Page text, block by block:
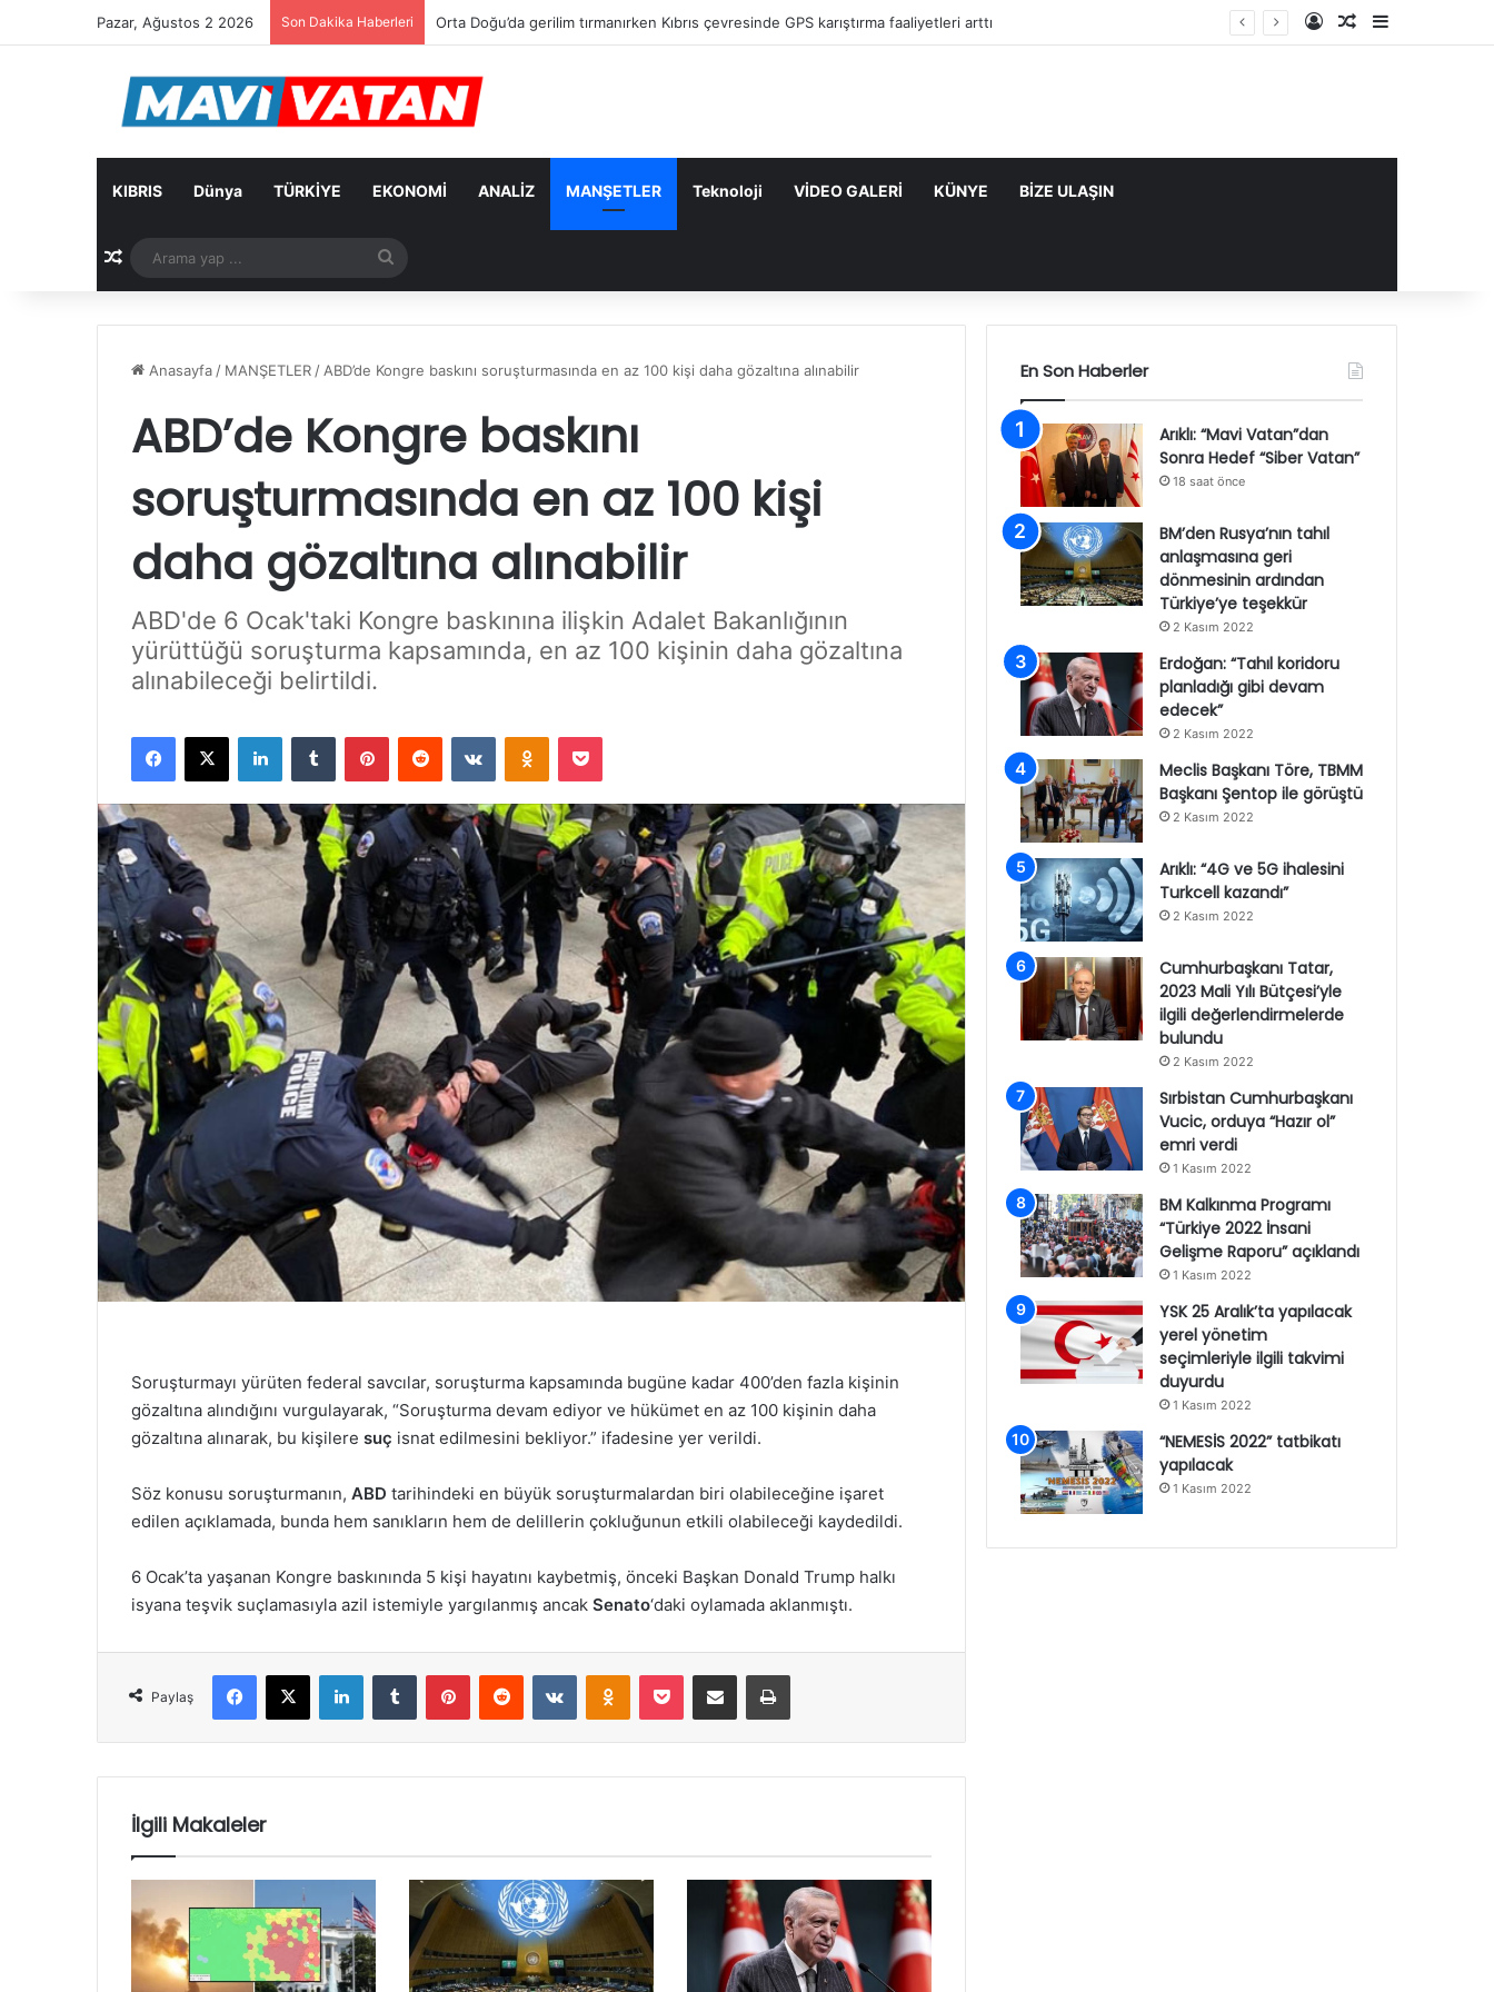
Pazar, Ağustos 2 2026 Son Dakika Haberleri Arıklı: “Mavi Vatan”dan Sonra Hedef “Siber Vatan” Kayıt OlRastgele Makale
Kenar
KIBRIS Dünya TÜRKİYE EKONOMİ ANALİZ MANŞETLER Teknoloji VİDEO GALERİ KÜNYE BİZE ULAŞIN
Rastgele Makale
yap
Anasayfa / MANŞETLER / ABD’de Kongre baskını soruşturmasında en az 100 kişi daha gözaltına alınabilir
ABD’de Kongre baskını
soruşturmasında en az 100 kişi
daha gözaltına alınabilir
ABD'de 6 Ocak'taki Kongre baskınına ilişkin Adalet Bakanlığının
yürüttüğü soruşturma kapsamında, en az 100 kişinin daha gözaltına
alınabileceği belirtildi.
Facebook
X LinkedInTumblr PinterestReddit VKontakteOdnoklassniki
Pocket
Soruşturmayı yürüten federal savcılar, soruşturma kapsamında bugüne kadar 400’den fazla kişinin
gözaltına alındığını vurgulayarak, “Soruşturma devam ediyor ve hükümet en az 100 kişinin daha
gözaltına alınarak, bu kişilere suç isnat edilmesini bekliyor.” ifadesine yer verildi.
Söz konusu soruşturmanın, ABD tarihindeki en büyük soruşturmalardan biri olabileceğine işaret
edilen açıklamada, bunda hem sanıkların hem de delillerin çokluğunun etkili olabileceği kaydedildi.
6 Ocak’ta yaşanan Kongre baskınında 5 kişi hayatını kaybetmiş, önceki Başkan Donald Trump halkı
isyana teşvik suçlamasıyla azil istemiyle yargılanmış ancak Senato‘daki oylamada aklanmıştı.
Paylaş
Facebook
X LinkedInTumblr PinterestReddit VKontakteOdnoklassniki
Pocket E-Posta ile paylaş Yazdır
İlgili Makaleler
En Son Haberler
Arıklı: “Mavi Vatan”dan
Sonra Hedef “Siber Vatan”
18 saat önce
BM’den Rusya’nın tahıl
anlaşmasına geri
dönmesinin ardından
Türkiye’ye teşekkür
2 Kasım 2022
Erdoğan: “Tahıl koridoru
planladığı gibi devam
edecek”
2 Kasım 2022
Meclis Başkanı Töre, TBMM
Başkanı Şentop ile görüştü
2 Kasım 2022
Arıklı: “4G ve 5G ihalesini
Turkcell kazandı”
2 Kasım 2022
Cumhurbaşkanı Tatar,
2023 Mali Yılı Bütçesi’yle
ilgili değerlendirmelerde
bulundu
2 Kasım 2022
Sırbistan Cumhurbaşkanı
Vucic, orduya “Hazır ol”
emri verdi
1 Kasım 2022
BM Kalkınma Programı
“Türkiye 2022 İnsani
Gelişme Raporu” açıklandı
1 Kasım 2022
YSK 25 Aralık’ta yapılacak
yerel yönetim
seçimleriyle ilgili takvimi
duyurdu
1 Kasım 2022
“NEMESİS 2022” tatbikatı
yapılacak
1 Kasım 2022